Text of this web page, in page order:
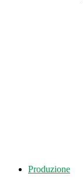
Produzione